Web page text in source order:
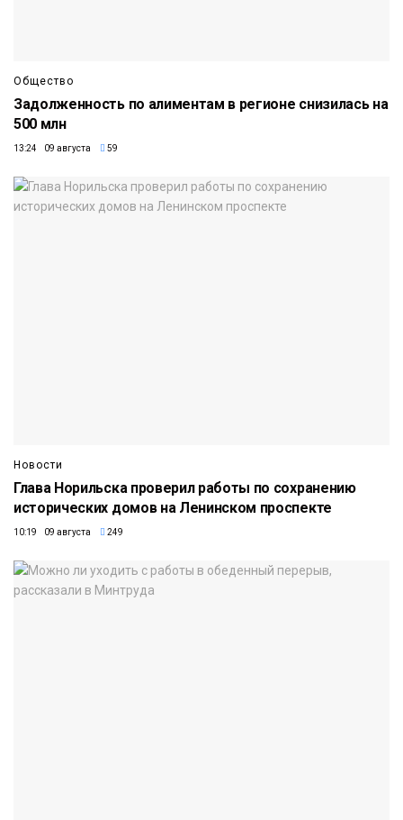
Общество
Задолженность по алиментам в регионе снизилась на
500 млн
13:24 09 августа 59
Новости
Глава Норильска проверил работы по сохранению
исторических домов на Ленинском проспекте
10:19 09 августа 249